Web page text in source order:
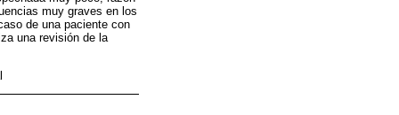
muy graves en los
de una paciente con
una revisión de la